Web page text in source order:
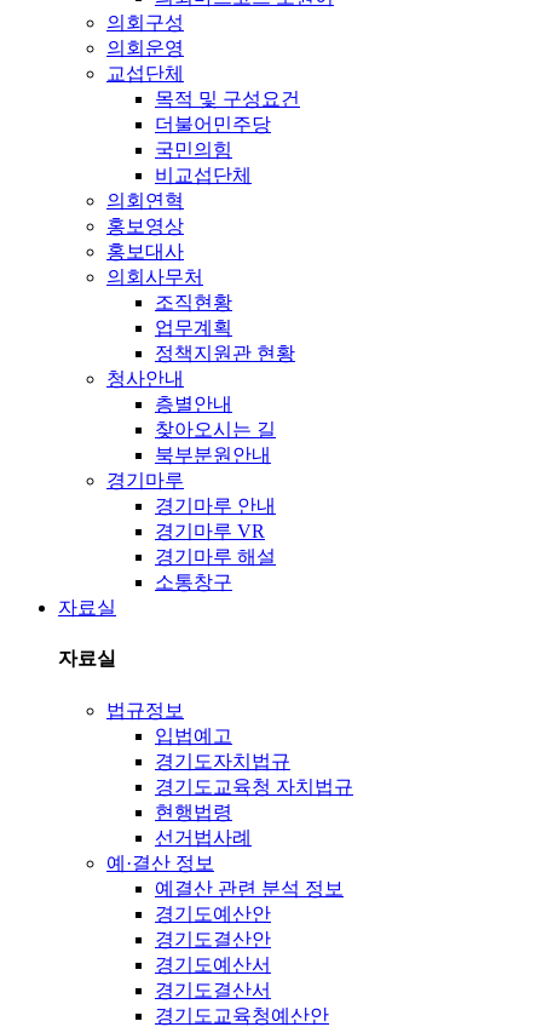
의회구성
의회운영
교섭단체
목적 및 구성요건
더불어민주당
국민의힘
비교섭단체
의회연혁
홍보영상
홍보대사
의회사무처
조직현황
업무계획
정책지원관 현황
청사안내
층별안내
찾아오시는 길
북부분원안내
경기마루
경기마루 안내
경기마루 VR
경기마루 해설
소통창구
자료실
자료실
법규정보
입법예고
경기도자치법규
경기도교육청 자치법규
현행법령
선거법사례
예·결산 정보
예결산 관련 분석 정보
경기도예산안
경기도결산안
경기도예산서
경기도결산서
경기도교육청예산안